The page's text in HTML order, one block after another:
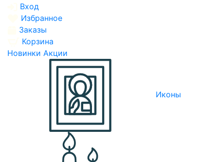
Вход
Избранное
Заказы
Корзина
Новинки Акции
Иконы